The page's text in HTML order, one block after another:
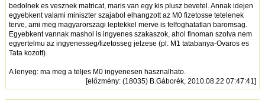
bedolnek es vesznek matricat, maris van egy kis plusz bevetel. Annak idejen
egyebkent valami miniszter szajabol elhangzott az M0 fizetosse tetelenek
terve, ami meg magyarorszagi leptekkel merve is felfoghatatlan baromsag.
Egyebkent vannak mashol is ingyenes szakaszok, ahol finoman szolva nem
egyertelmu az ingyenesseg/fizetosseg jelzese (pl. M1 tatabanya-Ovaros es
Tata kozott).
A lenyeg: ma meg a teljes M0 ingyenesen hasznalhato.
[előzmény: (18035) B.Gáborék, 2010.08.22 07:47:41]